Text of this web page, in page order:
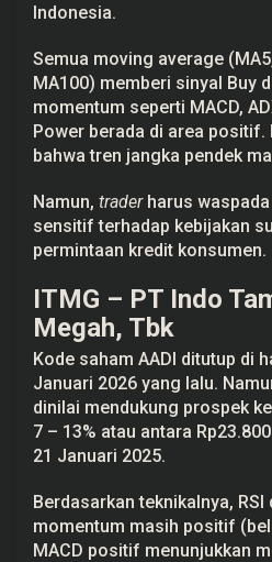
Indonesia.
Semua moving average
MA100) memberi sinyal Buy
momentum seperti MACD,
Power berada di area positif.
bahwa tren jangka pendek
Namun, traderharus
sensitif terhadap kebijakan
permintaan kredit konsumen.
ITMG – PT Indo
Megah, Tbk
Kode saham AADI ditutup di
Januari 2026 yang lalu.
dinilai mendukung prospek
7 – 13% atau antara
21 Januari 2025.
Berdasarkan teknikalnya,
momentum masih positif
MACD positif menunjukkan